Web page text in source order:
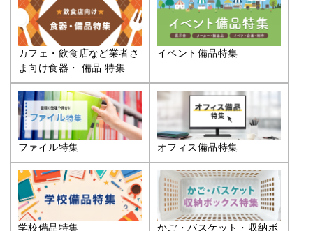
カフェ・飲食店など業者さ
ま向け食器・ 備品 特集
イベント備品特集
ファイル特集 オフィス備品特集
学校備品特集
かご・バスケット・収納ボ